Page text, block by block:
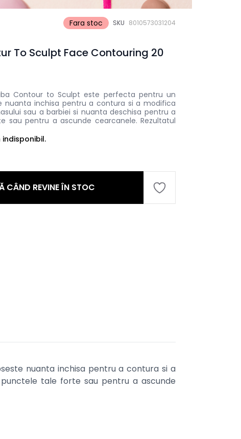
Fara stoc SKU 8010573031204
To Sculpt Face Contouring 20
Contour to Sculpt este perfecta pentru un
nuanta inchisa pentru a contura si a modifica
sau a barbiei si nuanta deschisa pentru a
sau pentru a ascunde cearcanele. Rezultatul
CÂND REVINE ÎN STOC
nuanta inchisa pentru a contura si a
tale forte sau pentru a ascunde